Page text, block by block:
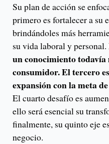
Su plan de acción se
primero es fortalecer a su
brindándoles más
su vida laboral y personal.
un conocimiento
consumidor. El tercero
expansión con la meta
El cuarto desafío es
ello será esencial su
finalmente, su quinto eje
negocio.